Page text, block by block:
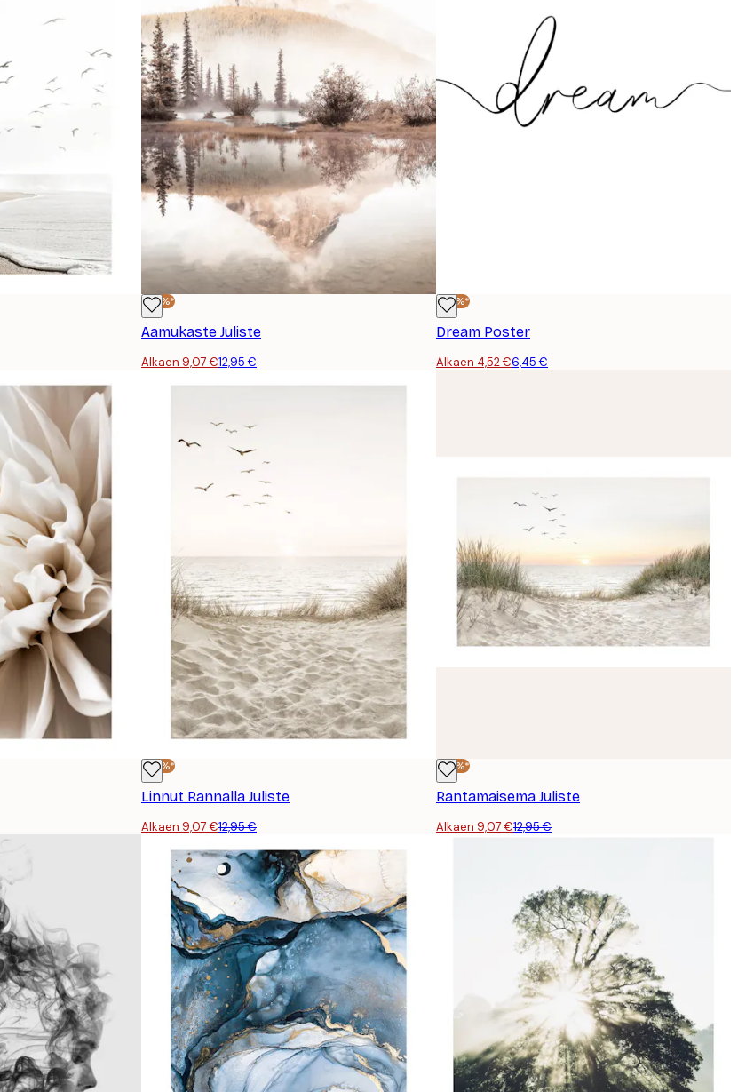
-30%*
Aamukaste Juliste
Alkaen 9,07 €12,95 €
-30%*
Dream Poster
Alkaen 4,52 €6,45 €
-30%*
Linnut Rannalla Juliste
Alkaen 9,07 €12,95 €
-30%*
Rantamaisema Juliste
Alkaen 9,07 €12,95 €